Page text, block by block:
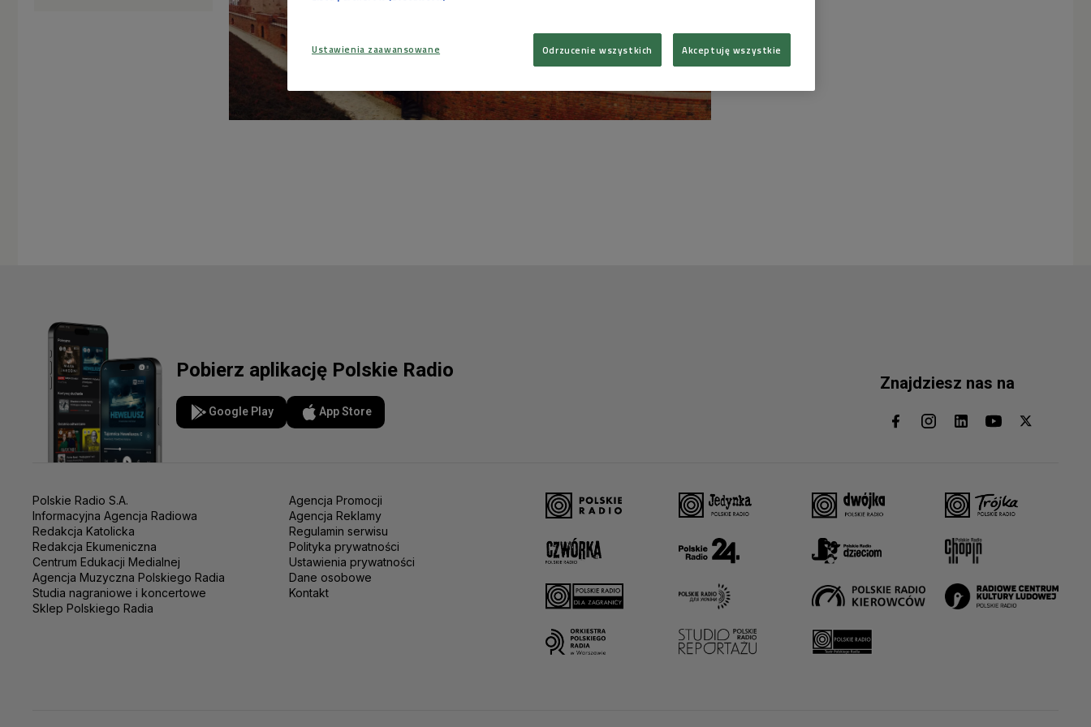
Pobierz aplikację Polskie Radio
Google Play App Store
Znajdziesz nas na
Polskie Radio S.A.
Informacyjna Agencja Radiowa
Redakcja Katolicka
Redakcja Ekumeniczna
Centrum Edukacji Medialnej
Agencja Muzyczna Polskiego Radia
Studia nagraniowe i koncertowe
Sklep Polskiego Radia
Agencja Promocji
Agencja Reklamy
Regulamin serwisu
Polityka prywatności
Ustawienia prywatności
Dane osobowe
Kontakt
Ustawienia zaawansowane Odrzucenie wszystkich Akceptuję wszystkie